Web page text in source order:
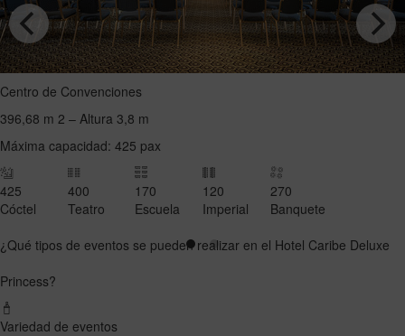
Centro de Convenciones
396,68 m 2 – Altura 3,8 m
Máxima capacidad: 425 pax
425
Cóctel
400
Teatro
170
Escuela
120
Imperial
270
Banquete
¿Qué tipos de eventos se pueden realizar en el Hotel Caribe Deluxe
Princess?
Variedad de eventos